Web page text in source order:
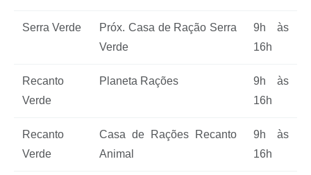
Serra Verde
Próx. Casa de Ração Serra
Verde
9h às
16h
Recanto
Verde
Planeta Rações
9h às
16h
Recanto
Verde
Casa de Rações Recanto
Animal
9h às
16h